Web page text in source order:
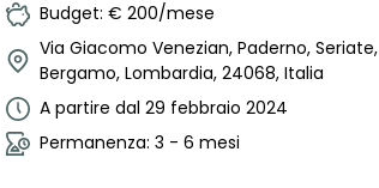
Budget: € 200/mese
Via Giacomo Venezian, Paderno, Seriate,
Bergamo, Lombardia, 24068, Italia
A partire dal 29 febbraio 2024
Permanenza: 3 - 6 mesi